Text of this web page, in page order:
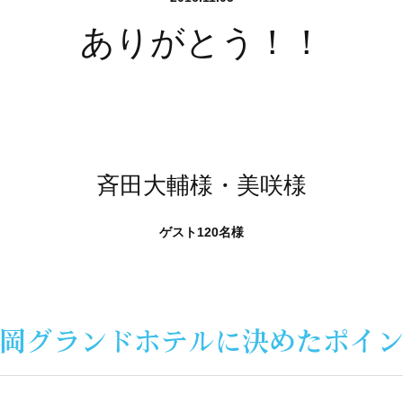
ありがとう！！
斉田大輔様・美咲様
ゲスト120名様
グランドホテルに決めたポイ